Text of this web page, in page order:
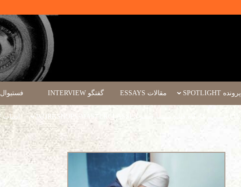
پرونده SPOTLIGHT مقالات ESSAYS گفتگو INTERVIEW فستیوال FILM FESTIVALS
کارگاه فیلم سینما چشم WORKSHOPS/MASTERCLASSES ادبیات LITERATURE REVIEW